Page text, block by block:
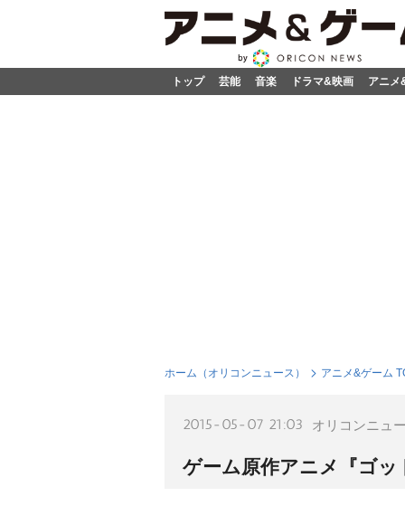
トップ 芸能 音楽 ドラマ&映画 アニメ
ホーム（オリコンニュース） アニメ&ゲーム
2015-05-07 21:03 オリコンニュ
ゲーム原作アニメ『ゴッ